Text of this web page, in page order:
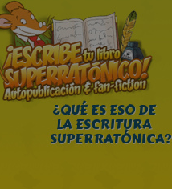
¿QUÉ ES ESO DE
LA ESCRITURA
SUPERRATÓNICA?